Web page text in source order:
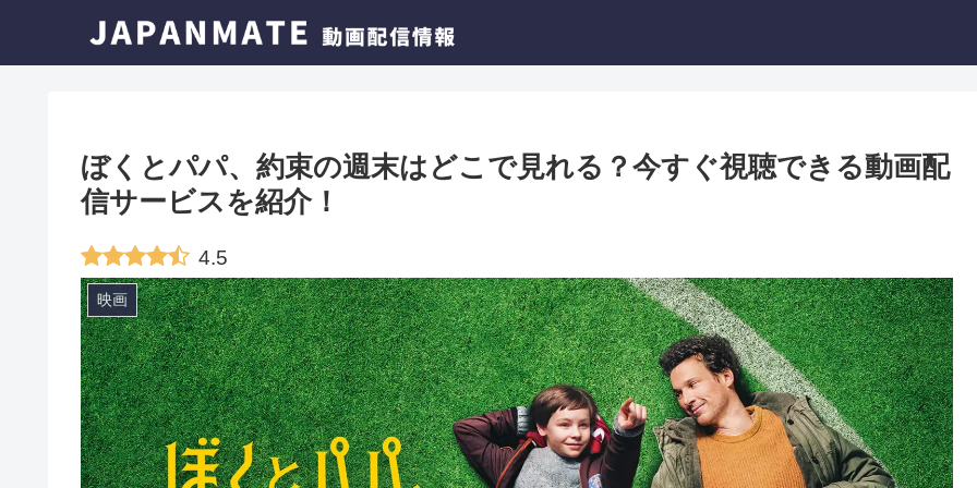
ぼくとパパ、約束の週末はどこで見れる？今すぐ視聴できる動画配
信サービスを紹介！
4.5
映画